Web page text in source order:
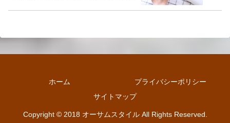
ホーム
プライバシーポリシー
サイトマップ
Copyright © 2018 オーサムスタイル All Rights Reserved.